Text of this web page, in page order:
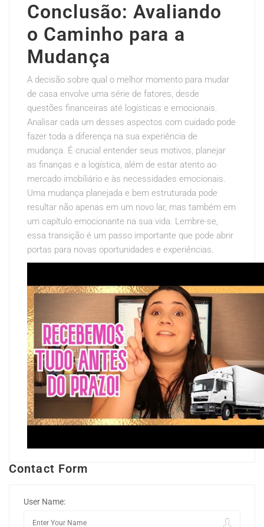
Conclusão: Avaliando
o Caminho para a
Mudança
A decisão sobre qual o melhor momento para mudar
de casa envolve uma série de fatores, desde
questões financeiras até logísticas e emocionais.
Analisar cada um desses aspectos com cuidado pode
fazer toda a diferença na sua experiência de
mudança. É crucial entender seus motivos, planejar
as finanças e a logística, além de estar atento ao
mercado imobiliário e às necessidades emocionais.
Uma mudança planejada e bem estruturada pode
resultar não apenas em um novo lar, mas também em
um capítulo emocionante na sua vida. Lembre-se,
essa transição é um passo importante que pode abrir
portas para novas oportunidades e experiências.
Contact Form
User Name: